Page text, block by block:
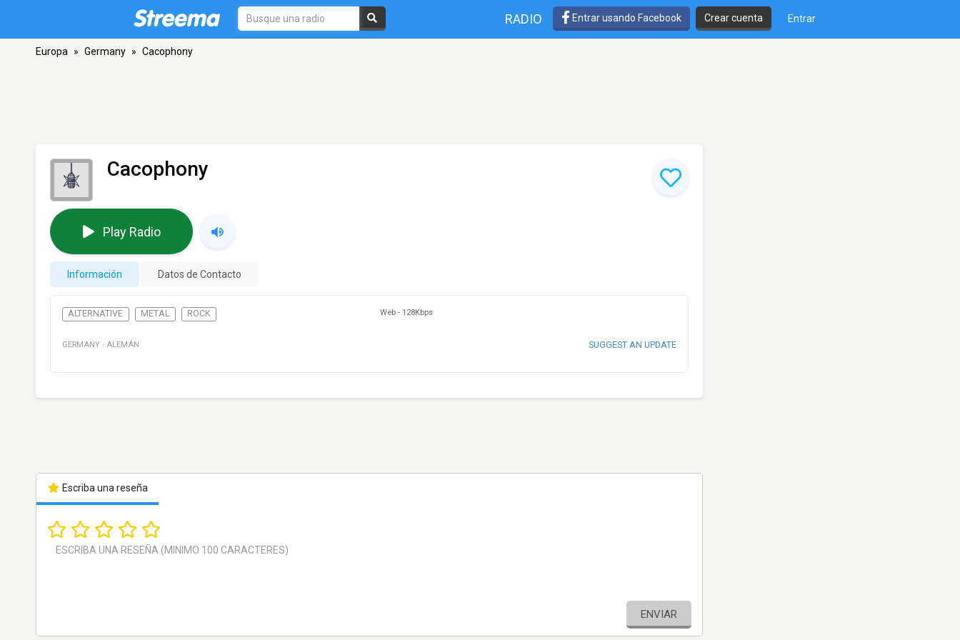
RADIO Entrar usando Facebook Crear cuenta Entrar
Europa » Germany » Cacophony
Cacophony
Play Radio
Información Datos de Contacto
ALTERNATIVE METAL ROCK Web - 128Kbps
GERMANY · ALEMÁN SUGGEST AN UPDATE
Escriba una reseña
ENVIAR